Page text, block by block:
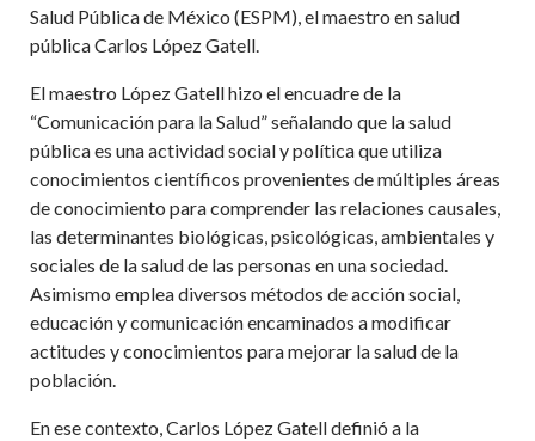
Salud Pública de México (ESPM), el maestro en salud
pública Carlos López Gatell.
El maestro López Gatell hizo el encuadre de la
“Comunicación para la Salud” señalando que la salud
pública es una actividad social y política que utiliza
conocimientos científicos provenientes de múltiples áreas
de conocimiento para comprender las relaciones causales,
las determinantes biológicas, psicológicas, ambientales y
sociales de la salud de las personas en una sociedad.
Asimismo emplea diversos métodos de acción social,
educación y comunicación encaminados a modificar
actitudes y conocimientos para mejorar la salud de la
población.
En ese contexto, Carlos López Gatell definió a la